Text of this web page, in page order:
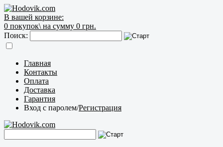
В вашей корзине:
0 покупок\ на сумму 0 грн.
Поиск:
Главная
Контакты
Оплата
Доставка
Гарантия
Вход с паролем/Регистрация